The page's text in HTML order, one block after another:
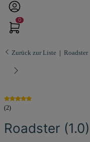
0
Zurück zur Liste Roadster
(2)
Roadster